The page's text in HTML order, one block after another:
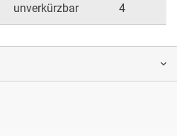
unverkürzbar 4